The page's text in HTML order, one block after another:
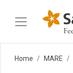
Home MARE